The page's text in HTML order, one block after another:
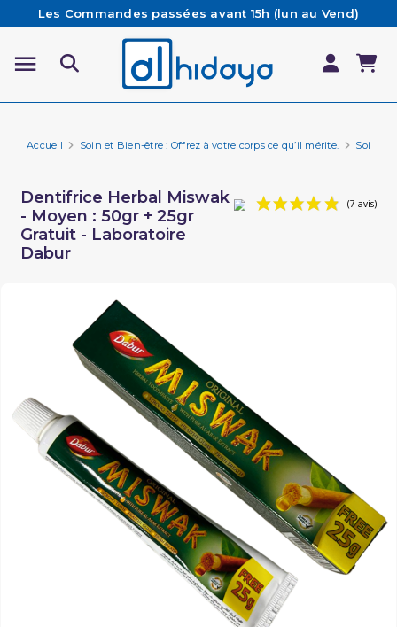
Les Commandes passées avant 15h (lun au Vend)
sont préparées et expédiées le jour même
Besoin d'aide ? Retrouvez notre FAQ
Livraison offerte à partir de 65€ d'achat*
Accueil Soin et Bien-être : Offrez à votre corps ce qu’il mérite. Soin du
Dentifrice Herbal Miswak
- Moyen : 50gr + 25gr
Gratuit - Laboratoire
Dabur